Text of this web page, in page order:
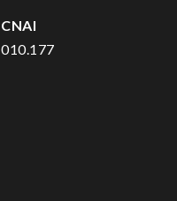
CNAI
010.177